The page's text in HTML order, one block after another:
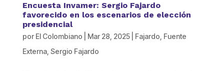
Encuesta Invamer: Sergio Fajardo
favorecido en los escenarios de elección
presidencial
por El Colombiano Mar 28, 2025| Fajardo Fuente
Externa, Sergio Fajardo